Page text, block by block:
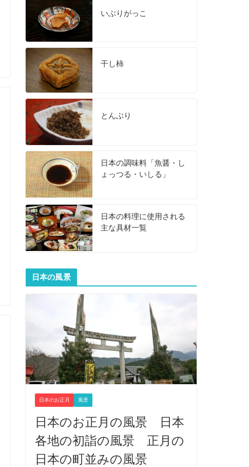
いぶりがっこ
干し柿
とんぶり
日本の調味料「魚醤・し
ょっつる・いしる」
日本の料理に使用される
主な具材一覧
日本の風景
日本のお正月 風景
日本のお正月の風景 日本
各地の初詣の風景 正月の
日本の町並みの風景